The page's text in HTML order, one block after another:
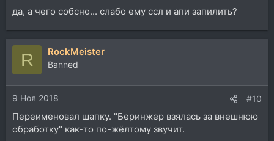
да, а чего собсно... слабо ему ссл и апи запилить?
R RockMeister
Banned
9 Ноя 2018 #10
Переименовал шапку. "Беринжер взялась за внешнюю
обработку" как-то по-жёлтому звучит.